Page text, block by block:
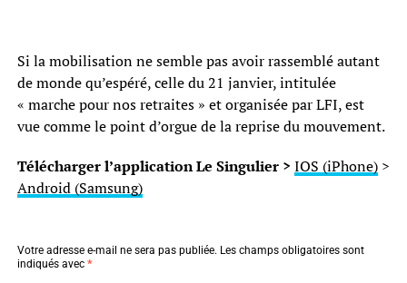
Si la mobilisation ne semble pas avoir rassemblé autant
de monde qu’espéré, celle du 21 janvier, intitulée
« marche pour nos retraites » et organisée par LFI, est
vue comme le point d’orgue de la reprise du mouvement.
Télécharger l’application Le Singulier > IOS (iPhone)>
Android (Samsung)
Votre adresse e-mail ne sera pas publiée. Les champs obligatoires sont
indiqués avec *